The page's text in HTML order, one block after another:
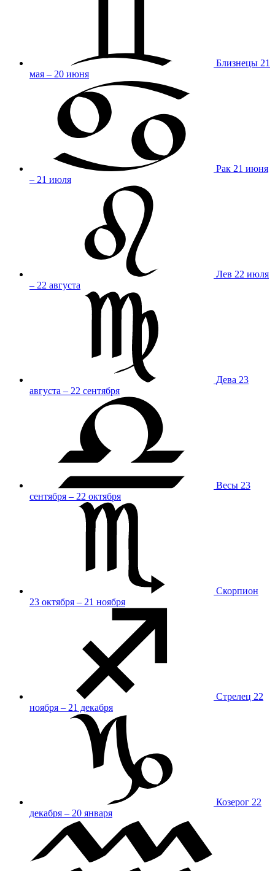
Близнецы 21
мая – 20 июня
Рак 21 июня
– 21 июля
Лев 22 июля
– 22 августа
Дева 23
августа – 22 сентября
Весы 23
сентября – 22 октября
Скорпион
23 октября – 21 ноября
Стрелец 22
ноября – 21 декабря
Козерог 22
декабря – 20 января